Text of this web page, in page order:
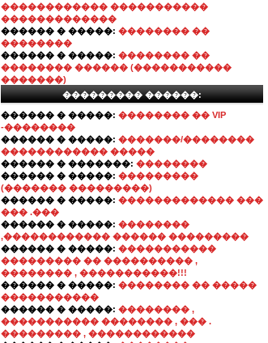
������������ �����������
�������������
������ � �����: �������� ��
��������
������ � �����: �������� ��
�������� ������ (�����������
�������)
��������� ������:
������ � �����: �������� �� VIP
-��������
������ � �����: �������/��������
������������ �����
������ � �������: ��������
������ � �����: ���������
(������� ���������)
������ � �����: ������������� ���
��� .���
������ � �����: ��������
,������������ ������ ���������
������ � �����: �����������
��������� �� ���������� ,
�������� , �����������!!!
������ � �����: �������� �� �����
�����������
������ � �����: �������� ,
����������� �������� , ��� .
��������� , ������������